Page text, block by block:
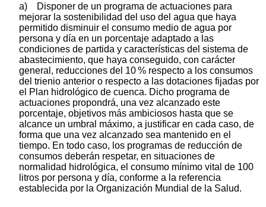
a) Disponer de un programa de actuaciones para
mejorar la sostenibilidad del uso del agua que haya
permitido disminuir el consumo medio de agua por
persona y día en un porcentaje adaptado a las
condiciones de partida y características del sistema de
abastecimiento, que haya conseguido, con carácter
general, reducciones del 10 % respecto a los consumos
del trienio anterior o respecto a las dotaciones fijadas por
el Plan hidrológico de cuenca. Dicho programa de
actuaciones propondrá, una vez alcanzado este
porcentaje, objetivos más ambiciosos hasta que se
alcance un umbral máximo, a justificar en cada caso, de
forma que una vez alcanzado sea mantenido en el
tiempo. En todo caso, los programas de reducción de
consumos deberán respetar, en situaciones de
normalidad hidrológica, el consumo mínimo vital de 100
litros por persona y día, conforme a la referencia
establecida por la Organización Mundial de la Salud.